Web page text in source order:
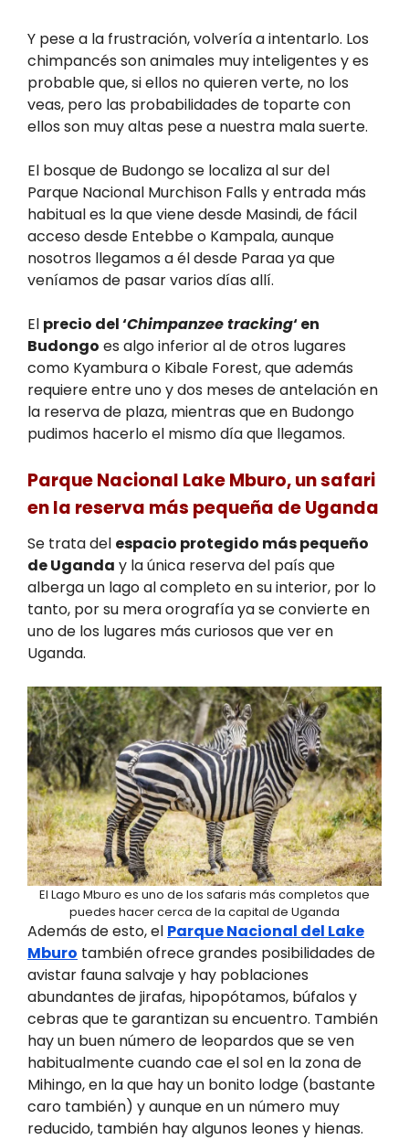
Y pese a la frustración, volvería a intentarlo. Los
chimpancés son animales muy inteligentes y es
probable que, si ellos no quieren verte, no los
veas, pero las probabilidades de toparte con
ellos son muy altas pese a nuestra mala suerte.
El bosque de Budongo se localiza al sur del
Parque Nacional Murchison Falls y entrada más
habitual es la que viene desde Masindi, de fácil
acceso desde Entebbe o Kampala, aunque
nosotros llegamos a él desde Paraa ya que
veníamos de pasar varios días allí.
El precio del ‘Chimpanzee tracking‘ en
Budongo es algo inferior al de otros lugares
como Kyambura o Kibale Forest, que además
requiere entre uno y dos meses de antelación en
la reserva de plaza, mientras que en Budongo
pudimos hacerlo el mismo día que llegamos.
Parque Nacional Lake Mburo, un safari
en la reserva más pequeña de Uganda
Se trata del espacio protegido más pequeño
de Uganda y la única reserva del país que
alberga un lago al completo en su interior, por lo
tanto, por su mera orografía ya se convierte en
uno de los lugares más curiosos que ver en
Uganda.
El Lago Mburo es uno de los safaris más completos que
puedes hacer cerca de la capital de Uganda
Además de esto, el Parque Nacional del Lake
Mburo también ofrece grandes posibilidades de
avistar fauna salvaje y hay poblaciones
abundantes de jirafas, hipopótamos, búfalos y
cebras que te garantizan su encuentro. También
hay un buen número de leopardos que se ven
habitualmente cuando cae el sol en la zona de
Mihingo, en la que hay un bonito lodge (bastante
caro también) y aunque en un número muy
reducido, también hay algunos leones y hienas.